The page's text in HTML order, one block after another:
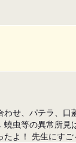
せ、パテラ、口
虫等の異常所見
よ！ 先生にすご